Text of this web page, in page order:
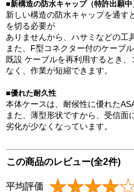
■新構造の防水キャップ（特許出願中
新しい構造の防水キャップを通す
を切る必要が
ありませんから、ハサミなどの工
また、F型コネクター付のケーブ
既設 ケーブルを再利用するとき
なく、作業が短縮できます。
■優れた耐久性
本体ケースは、耐候性に優れた
また、薄型形状ですから、受信面
劣化が少なくなっています。
この商品のレビュー(全2件)
平均評価